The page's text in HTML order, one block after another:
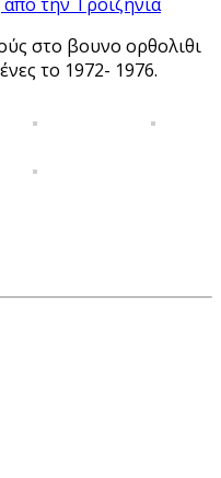
στο βουνο ορθολιθι
το 1972- 1976.